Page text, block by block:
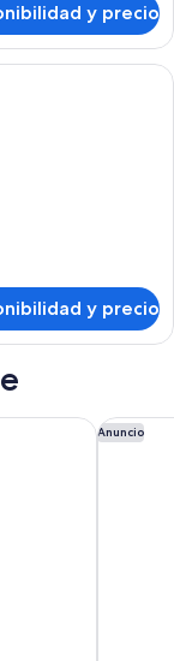
y precio
ropa de cama
y precio
Anuncio